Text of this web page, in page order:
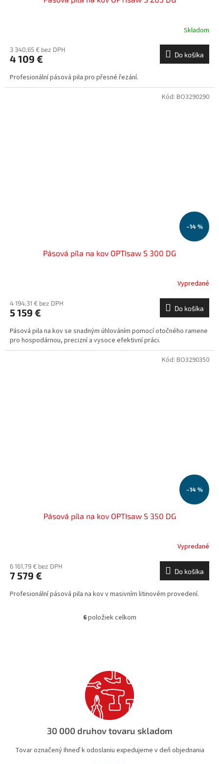
Skladom
3 340,65 € bez DPH
4 109 € Do košíka
Profesionální pásová pila pro přesné řezání.
–14 %
Pásová píla na kov OPTIsaw S 300 DG
Vypredané
4 194,31 € bez DPH
5 159 € Do košíka
Pásová pila na kov se snadným úhlováním pomocí otočného ramene
pro hospodárnou, precizní a vysoce efektivní práci.
Kód: BO3290290
–14 %
Pásová píla na kov OPTIsaw S 350 DG
Vypredané
6 161,79 € bez DPH
7 579 € Do košíka
Profesionální pásová pila na kov v masivním litinovém provedení.
Kód: BO3290350
O
c
i
e
p
r
k
v
6položiek celkom
30 000 druhov tovaru skladom
Tovar označený Ihneď k odoslaniu expedujeme v deň objednania